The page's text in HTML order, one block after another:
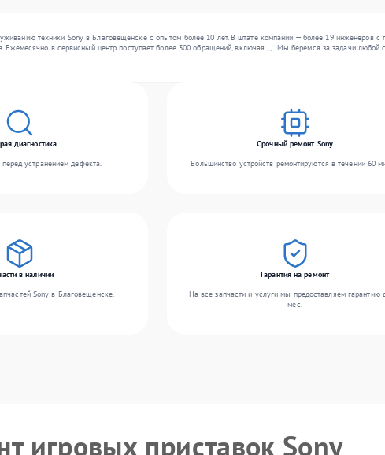
техники Sony в Благовещенске с опытом более 10 лет. В штате компании — более 19 инженеров
Ежемесячно в сервисный центр поступает более 300 обращений, включая , , . Мы беремся за задачи любой
диагностика
устранением дефекта.
Срочный ремонт Sony
Большинство устройств ремонтируются в течении 60
в наличии
Sony в Благовещенске.
Гарантия на ремонт
На все запчасти и услуги мы предоставляем гарантию
мес.
игровых приставок Sony